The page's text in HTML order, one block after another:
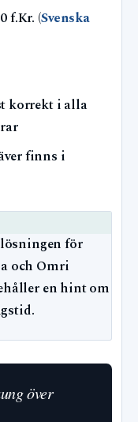
f.Kr. (Svenska
korrekt i alla
finns i
för
och Omri
en hint om
över